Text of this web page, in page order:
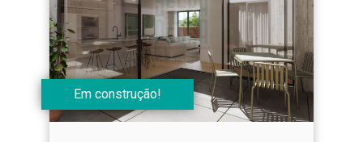
Em construção!